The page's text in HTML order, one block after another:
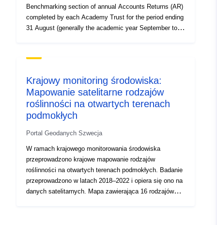
Benchmarking section of annual Accounts Returns (AR)
completed by each Academy Trust for the period ending
31 August (generally the academic year September to
Language: English Alternative title: Income and
Krajowy monitoring środowiska:
Mapowanie satelitarne rodzajów
roślinności na otwartych terenach
podmokłych
Portal Geodanych Szwecja
W ramach krajowego monitorowania środowiska
przeprowadzono krajowe mapowanie rodzajów
roślinności na otwartych terenach podmokłych. Badanie
przeprowadzono w latach 2018–2022 i opiera się ono na
danych satelitarnych. Mapa zawierająca 16 rodzajów